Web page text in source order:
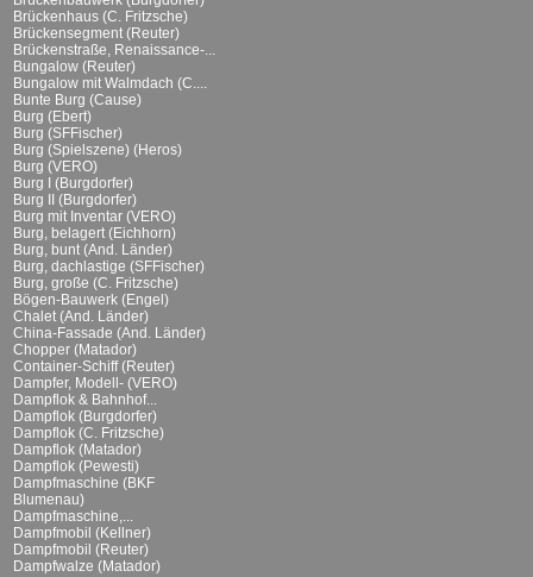
Brückenhaus (C. Fritzsche)
Brückensegment (Reuter)
Brückenstraße, Renaissance-...
Bungalow (Reuter)
Bungalow mit Walmdach (C....
Bunte Burg (Cause)
Burg (Ebert)
Burg (SFFischer)
Burg (Spielszene) (Heros)
Burg (VERO)
Burg I (Burgdorfer)
Burg II (Burgdorfer)
Burg mit Inventar (VERO)
Burg, belagert (Eichhorn)
Burg, bunt (And. Länder)
Burg, dachlastige (SFFischer)
Burg, große (C. Fritzsche)
Bögen-Bauwerk (Engel)
Chalet (And. Länder)
China-Fassade (And. Länder)
Chopper (Matador)
Container-Schiff (Reuter)
Dampfer, Modell- (VERO)
Dampflok & Bahnhof...
Dampflok (Burgdorfer)
Dampflok (C. Fritzsche)
Dampflok (Matador)
Dampflok (Pewesti)
Dampfmaschine (BKF
Blumenau)
Dampfmaschine,...
Dampfmobil (Kellner)
Dampfmobil (Reuter)
Dampfwalze (Matador)